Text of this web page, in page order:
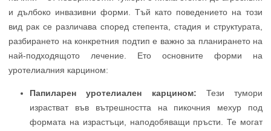
и дълбоко инвазивни форми. Тъй като поведението на този
вид рак се различава според степента, стадия и структурата,
разбирането на конкретния подтип е важно за планирането на
най-подходящото лечение. Ето основните форми на
уротелиалния карцином:
Папиларен уротелиален карцином: Тези тумори
израстват във вътрешността на пикочния мехур под
формата на израстъци, наподобяващи пръсти. Те могат